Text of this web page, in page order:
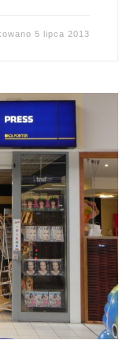
5 lipca 2013